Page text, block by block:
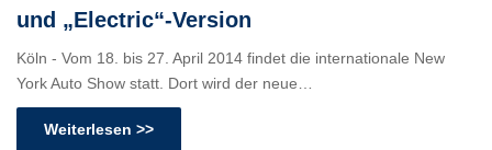
und „Electric“-Version
Köln - Vom 18. bis 27. April 2014 findet die internationale New
York Auto Show statt. Dort wird der neue…
Weiterlesen >>